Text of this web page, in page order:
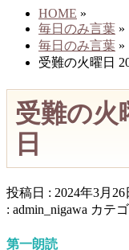
HOME »
毎日のみ言葉 »
毎日のみ言葉 »
受難の火曜日
受難の火
日
投稿日 : 2024年3月26
: admin_nigawa カテ
第一朗読